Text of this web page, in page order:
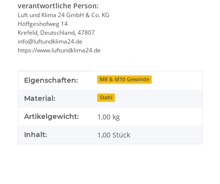
verantwortliche Person:
Luft und Klima 24 GmbH & Co. KG
Höffgeshofweg 14
Krefeld, Deutschland, 47807
info@luftundklima24.de
https://www.luftundklima24.de
Produkteigenschaft
Wert
Eigenschaften: M8 & M10 Gewinde
Material: Stahl
Artikelgewicht: 1,00 kg
Inhalt: 1,00 Stück